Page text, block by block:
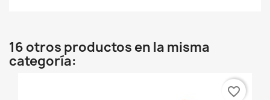
16 otros productos en la misma
categoría:
favorite_border